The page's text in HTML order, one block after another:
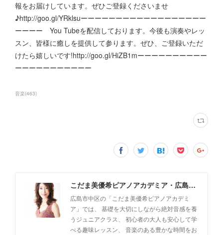
報をお届けしています。ぜひご登録くださいませ
♪http://goo.gl/YRklsuーーーーーーーーーーーーーーーーーー
ーーーー You Tubeを配信しております。今後も演奏やレッ
スン、皆様に癒しを提供して参ります。ぜひ、ご登録いただ
けたら嬉しいです!http://goo.gl/HiZB1mーーーーーーーーーー
ーーーーーーーーーーー
音楽(463)
こだま美優希ピアノアカデミア・広島市中区
広島市中区の「こだま美優希ピアノアカデミ
ア」では、 基礎を大切にしながら絶対音感を養
うジュニアクラス、 初心者の大人も安心して学
べる趣味レッスン、 音楽のある豊かな時間をお